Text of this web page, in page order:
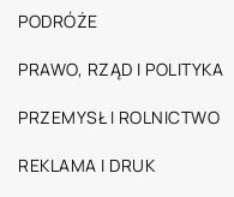
PODRÓŻE
PRAWO, RZĄD I POLITYKA
PRZEMYSŁ I ROLNICTWO
REKLAMA I DRUK